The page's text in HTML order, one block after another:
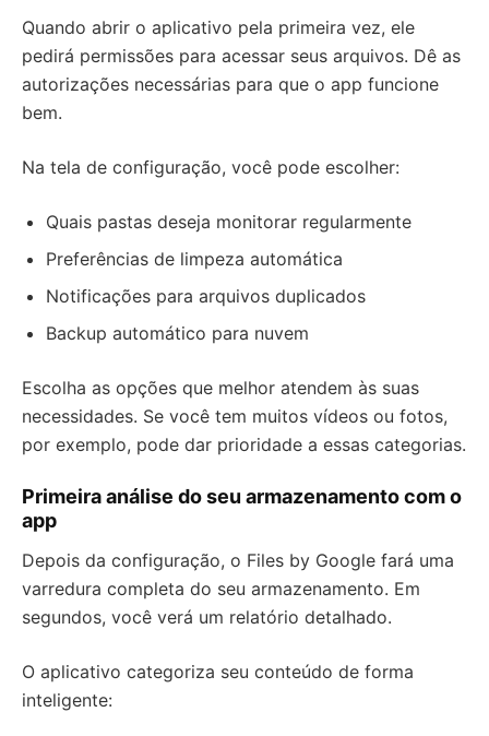
Quando abrir o aplicativo pela primeira vez, ele
pedirá permissões para acessar seus arquivos. Dê as
autorizações necessárias para que o app funcione
bem.
Na tela de configuração, você pode escolher:
Quais pastas deseja monitorar regularmente
Preferências de limpeza automática
Notificações para arquivos duplicados
Backup automático para nuvem
Escolha as opções que melhor atendem às suas
necessidades. Se você tem muitos vídeos ou fotos,
por exemplo, pode dar prioridade a essas categorias.
Primeira análise do seu armazenamento com o
app
Depois da configuração, o Files by Google fará uma
varredura completa do seu armazenamento. Em
segundos, você verá um relatório detalhado.
O aplicativo categoriza seu conteúdo de forma
inteligente: